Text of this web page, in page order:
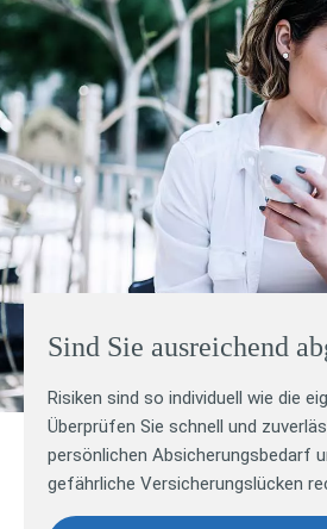
Sind Sie ausreichend
Risiken sind so individuell wie die
Überprüfen Sie schnell und
persönlichen Absicherungsbedarf
gefährliche Versicherungslücken